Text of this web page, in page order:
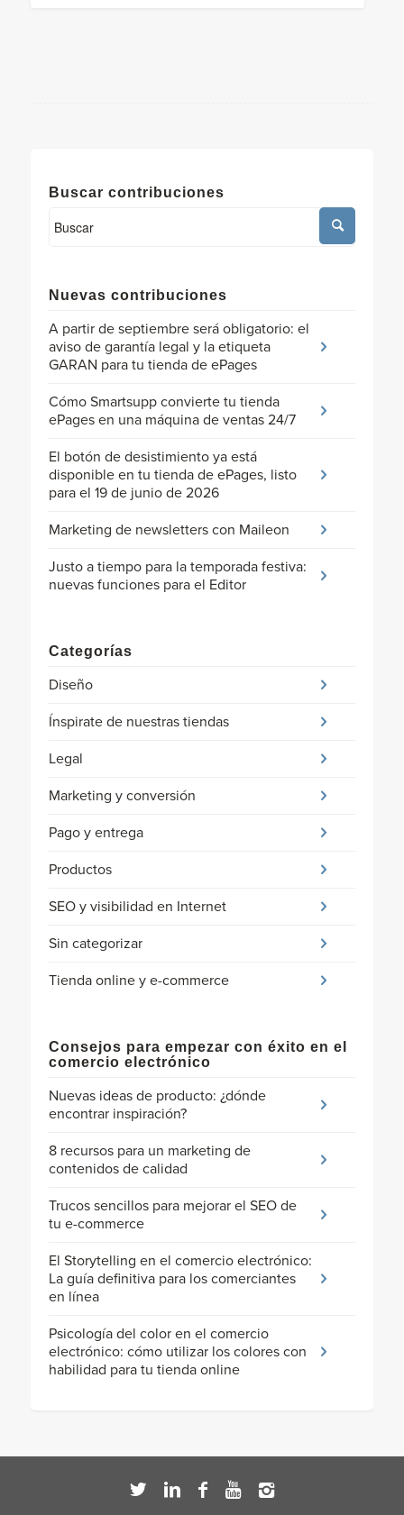
Buscar contribuciones
Nuevas contribuciones
A partir de septiembre será obligatorio: el
aviso de garantía legal y la etiqueta
GARAN para tu tienda de ePages
Cómo Smartsupp convierte tu tienda
ePages en una máquina de ventas 24/7
El botón de desistimiento ya está
disponible en tu tienda de ePages, listo
para el 19 de junio de 2026
Marketing de newsletters con Maileon
Justo a tiempo para la temporada festiva:
nuevas funciones para el Editor
Categorías
Diseño
Ínspirate de nuestras tiendas
Legal
Marketing y conversión
Pago y entrega
Productos
SEO y visibilidad en Internet
Sin categorizar
Tienda online y e-commerce
Consejos para empezar con éxito en el
comercio electrónico
Nuevas ideas de producto: ¿dónde
encontrar inspiración?
8 recursos para un marketing de
contenidos de calidad
Trucos sencillos para mejorar el SEO de
tu e-commerce
El Storytelling en el comercio electrónico:
La guía definitiva para los comerciantes
en línea
Psicología del color en el comercio
electrónico: cómo utilizar los colores con
habilidad para tu tienda online